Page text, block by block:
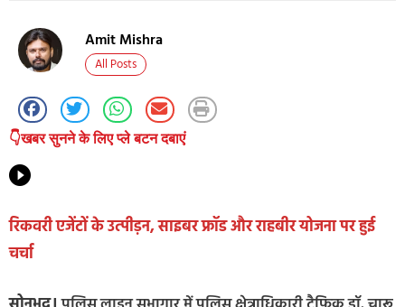
Amit Mishra
All Posts
👇खबर सुनने के लिए प्ले बटन दबाएं
रिकवरी एजेंटों के उत्पीड़न, साइबर फ्रॉड और राहबीर योजना पर हुई
चर्चा